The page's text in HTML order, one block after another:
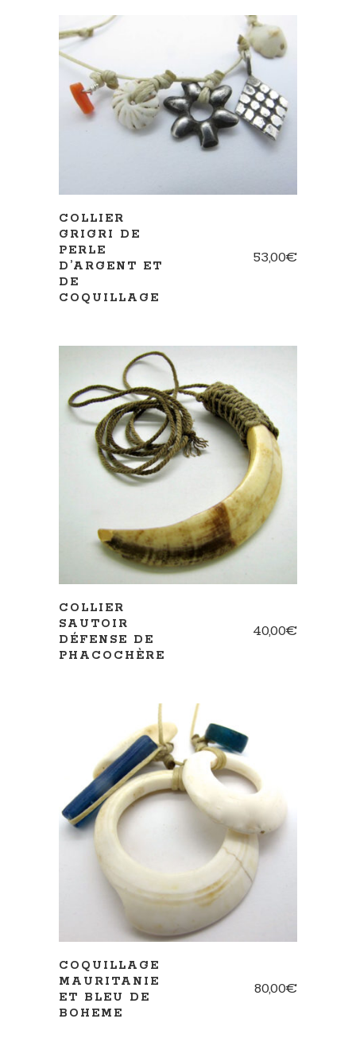
AJOUTER AU PANIER
COLLIER
GRIGRI DE
PERLE
D’ARGENT ET
DE
COQUILLAGE
53,00€
AJOUTER AU PANIER
COLLIER
SAUTOIR
DÉFENSE DE
PHACOCHÈRE
40,00€
AJOUTER AU PANIER
COQUILLAGE
MAURITANIE
ET BLEU DE
BOHEME
80,00€